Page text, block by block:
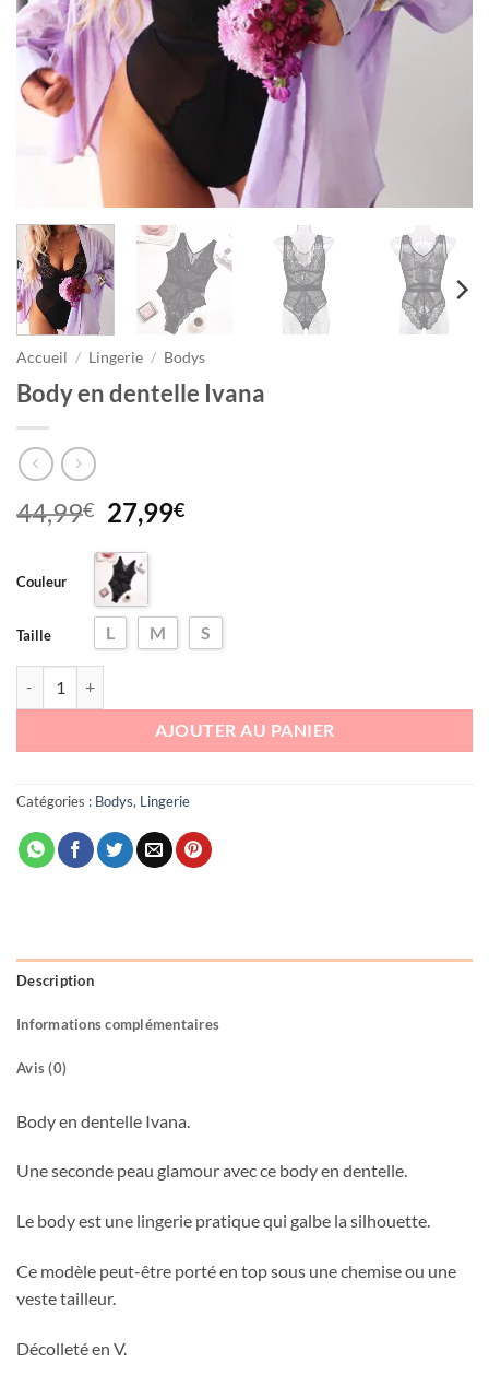
Accueil / Lingerie / Bodys
Body en dentelle Ivana
44,99€ Le
prix
initial
était :
44,99€.
27,99€Le
27,99€.
Couleur
Taille L M S
AJOUTER AU PANIER
Catégories : Bodys, Lingerie
Description
Informations complémentaires
Avis (0)
Body en dentelle Ivana.
Une seconde peau glamour avec ce body en dentelle.
Le body est une lingerie pratique qui galbe la silhouette.
Ce modèle peut-être porté en top sous une chemise ou une
veste tailleur.
Décolleté en V.